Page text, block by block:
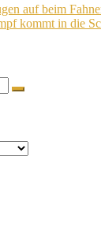
auf beim
kommt in die